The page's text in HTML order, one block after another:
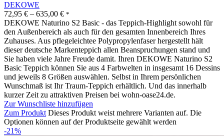
DEKOWE
72,95 € – 635,00 € *
DEKOWE Naturino S2 Basic - das Teppich-Highlight sowohl für
den Außenbereich als auch für den gesamten Innenbereich Ihres
Zuhauses. Aus pflegeleichtee Polypropylenfaser hergestellt hält
dieser deutsche Markenteppich allen Beanspruchungen stand und
Sie haben viele Jahre Freude damit. Ihren DEKOWE Naturino S2
Basic Teppich können Sie aus 4 Farbwelten in insgesamt 16 Dessins
und jeweils 8 Größen auswählen. Selbst in Ihrem persönlichen
Wunschmaß ist Ihr Traum-Teppich erhältlich. Und das innerhalb
kurzer Zeit zu attraktiven Preisen bei wohn-oase24.de.
Zur Wunschliste hinzufügen
Zum Produkt Dieses Produkt weist mehrere Varianten auf. Die
Optionen können auf der Produktseite gewählt werden
-21%